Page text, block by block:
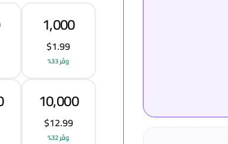
1,000
$1.99
وفّر 33%
10,000
$12.99
وفّر 32%